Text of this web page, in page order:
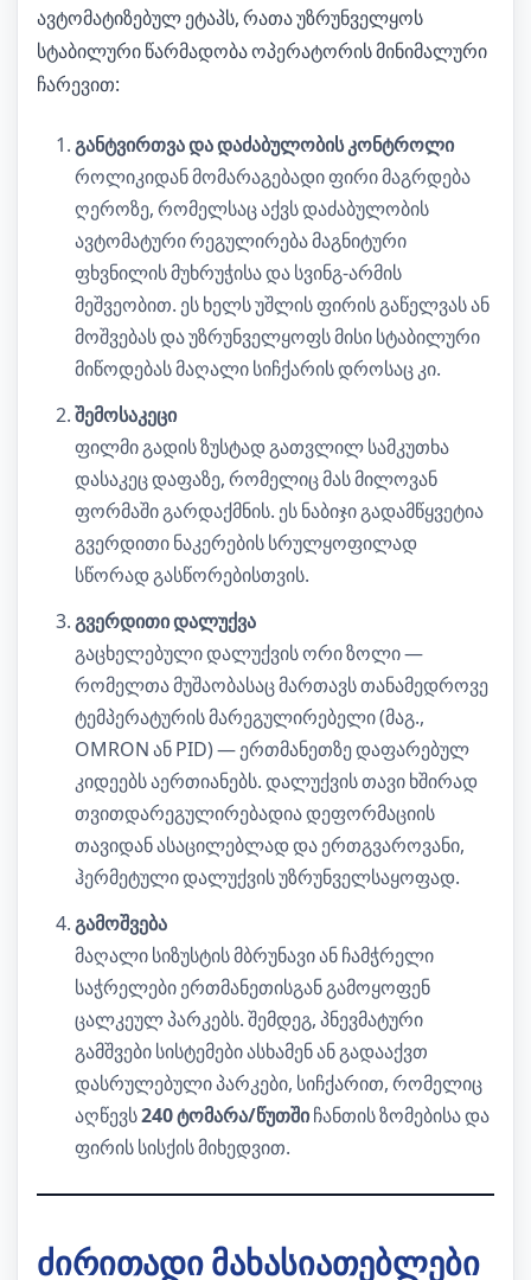
ავტომატიზებულ ეტაპს, რათა უზრუნველყოს
სტაბილური წარმადობა ოპერატორის მინიმალური
ჩარევით:
განტვირთვა და დაძაბულობის კონტროლი
როლიკიდან მომარაგებადი ფირი მაგრდება
ღეროზე, რომელსაც აქვს დაძაბულობის
ავტომატური რეგულირება მაგნიტური
ფხვნილის მუხრუჭისა და სვინგ-არმის
მეშვეობით. ეს ხელს უშლის ფირის გაწელვას ან
მოშვებას და უზრუნველყოფს მისი სტაბილური
მიწოდებას მაღალი სიჩქარის დროსაც კი.
შემოსაკეცი
ფილმი გადის ზუსტად გათვლილ სამკუთხა
დასაკეც დაფაზე, რომელიც მას მილოვან
ფორმაში გარდაქმნის. ეს ნაბიჯი გადამწყვეტია
გვერდითი ნაკერების სრულყოფილად
სწორად გასწორებისთვის.
გვერდითი დალუქვა
გაცხელებული დალუქვის ორი ზოლი —
რომელთა მუშაობასაც მართავს თანამედროვე
ტემპერატურის მარეგულირებელი (მაგ.,
OMRON ან PID) — ერთმანეთზე დაფარებულ
კიდეებს აერთიანებს. დალუქვის თავი ხშირად
თვითდარეგულირებადია დეფორმაციის
თავიდან ასაცილებლად და ერთგვაროვანი,
ჰერმეტული დალუქვის უზრუნველსაყოფად.
გამოშვება
მაღალი სიზუსტის მბრუნავი ან ჩამჭრელი
საჭრელები ერთმანეთისგან გამოყოფენ
ცალკეულ პარკებს. შემდეგ, პნევმატური
გამშვები სისტემები ასხამენ ან გადააქვთ
დასრულებული პარკები, სიჩქარით, რომელიც
აღწევს240 ტომარა/წუთშიჩანთის ზომებისა და
ფირის სისქის მიხედვით.
ძირითადი მახასიათებლები